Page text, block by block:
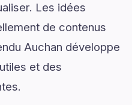
Les idées
de contenus
Auchan développe
et des